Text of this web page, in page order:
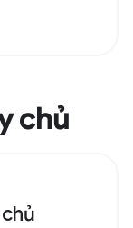
chủ